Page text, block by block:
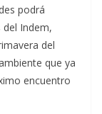
podrá
Indem,
del
que ya
encuentro